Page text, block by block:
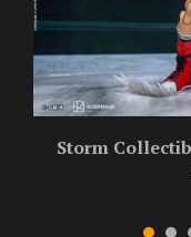
Storm